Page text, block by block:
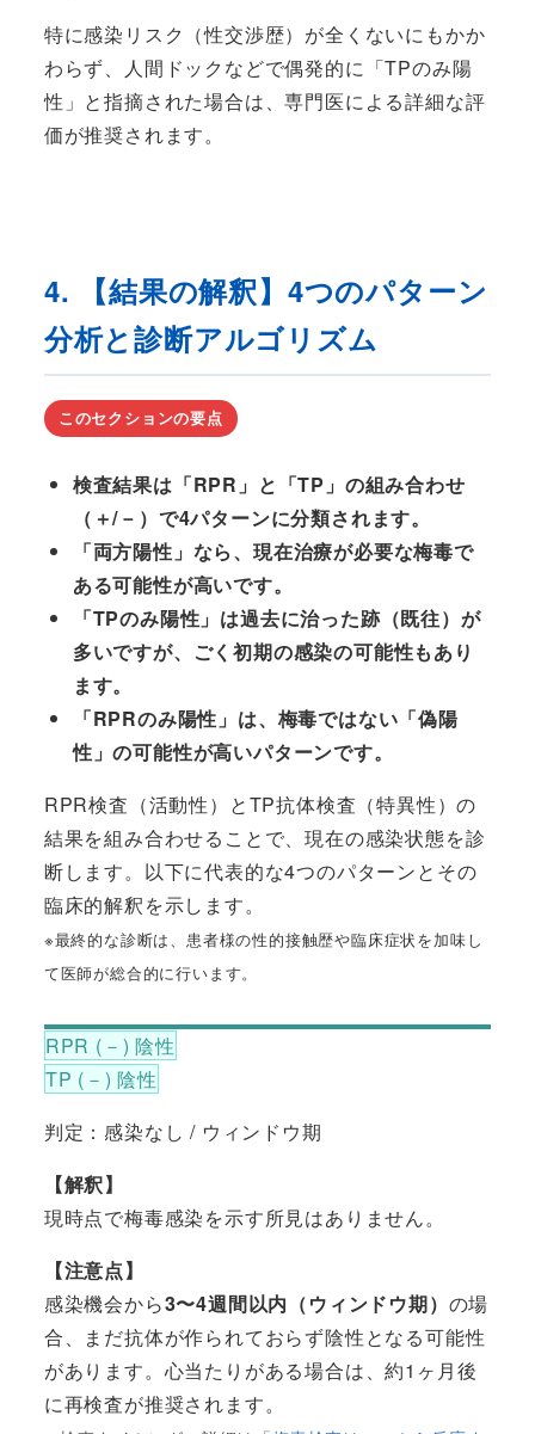
特に感染リスク（性交渉歴）が全くないにもかか
わらず、人間ドックなどで偶発的に「TPのみ陽
性」と指摘された場合は、専門医による詳細な評
価が推奨されます。
4. 【結果の解釈】4つのパターン
分析と診断アルゴリズム
このセクションの要点
検査結果は「RPR」と「TP」の組み合わせ
（＋/－）で4パターンに分類されます。
「両方陽性」なら、現在治療が必要な梅毒で
ある可能性が高いです。
「TPのみ陽性」は過去に治った跡（既往）が
多いですが、ごく初期の感染の可能性もあり
ます。
「RPRのみ陽性」は、梅毒ではない「偽陽
性」の可能性が高いパターンです。
RPR検査（活動性）とTP抗体検査（特異性）の
結果を組み合わせることで、現在の感染状態を診
断します。以下に代表的な4つのパターンとその
臨床的解釈を示します。
※最終的な診断は、患者様の性的接触歴や臨床症状を加味し
て医師が総合的に行います。
RPR (－) 陰性
TP (－) 陰性
判定：感染なし / ウィンドウ期
【解釈】
現時点で梅毒感染を示す所見はありません。
【注意点】
感染機会から3〜4週間以内（ウィンドウ期） の場
合、まだ抗体が作られておらず陰性となる可能性
があります。心当たりがある場合は、約1ヶ月後
に再検査が推奨されます。